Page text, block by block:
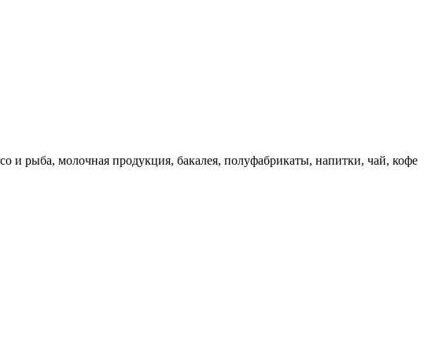
рыба, молочная продукция, бакалея, полуфабрикаты, напитки, чай, кофе